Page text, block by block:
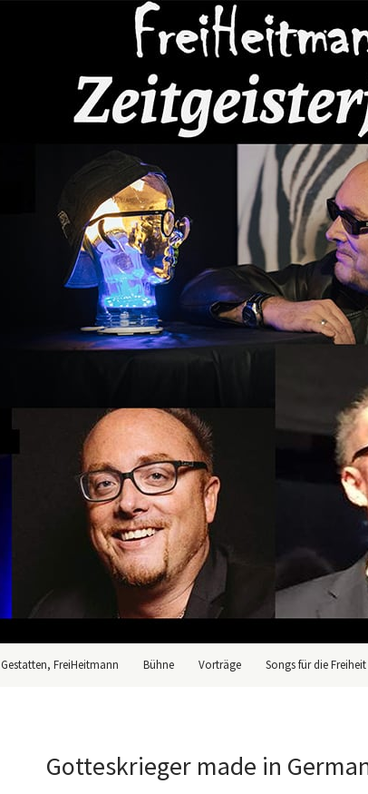
Gestatten, FreiHeitmann
Bühne Vorträge Songs für die Freiheit
Gotteskrieger made in